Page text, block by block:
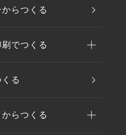
らつくる
でつくる
る
らつくる